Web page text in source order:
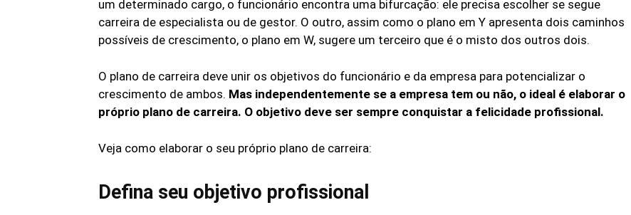
um determinado cargo, o funcionário encontra uma bifurcação: ele precisa escolher se segue
carreira de especialista ou de gestor. O outro, assim como o plano em Y apresenta dois caminhos
possíveis de crescimento, o plano em W, sugere um terceiro que é o misto dos outros dois.
O plano de carreira deve unir os objetivos do funcionário e da empresa para potencializar o
crescimento de ambos. Mas independentemente se a empresa tem ou não, o ideal é elaborar o
próprio plano de carreira. O objetivo deve ser sempre conquistar a felicidade profissional.
Veja como elaborar o seu próprio plano de carreira:
Defina seu objetivo profissional